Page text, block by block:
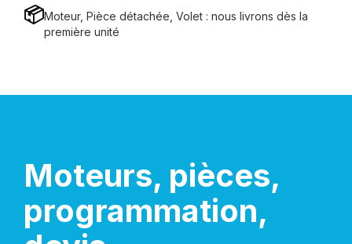
📦Moteur, Pièce détachée, Volet : nous livrons dès la
première unité
Moteurs, pièces,
programmation,